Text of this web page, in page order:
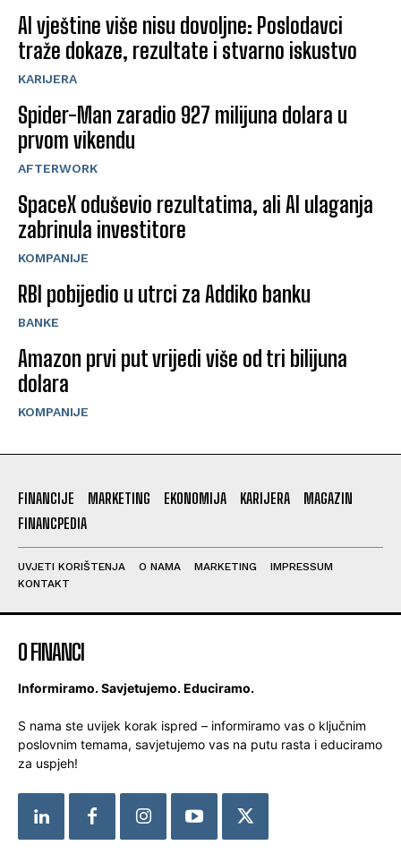
AI vještine više nisu dovoljne: Poslodavci
traže dokaze, rezultate i stvarno iskustvo
KARIJERA
Spider-Man zaradio 927 milijuna dolara u
prvom vikendu
AFTERWORK
SpaceX oduševio rezultatima, ali AI ulaganja
zabrinula investitore
KOMPANIJE
RBI pobijedio u utrci za Addiko banku
BANKE
Amazon prvi put vrijedi više od tri bilijuna
dolara
KOMPANIJE
FINANCIJE MARKETING EKONOMIJA KARIJERA
MAGAZIN
FINANCPEDIA
UVJETI KORIŠTENJA O NAMA MARKETING
IMPRESSUM
KONTAKT
O FINANCI
Informiramo. Savjetujemo. Educiramo.
S nama ste uvijek korak ispred – informiramo vas o ključnim
poslovnim temama, savjetujemo vas na putu rasta i educiramo
za uspjeh!